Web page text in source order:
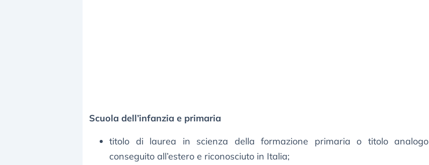
Scuola dell’infanzia e primaria
titolo di laurea in scienza della formazione primaria o titolo analogo
conseguito all’estero e riconosciuto in Italia;